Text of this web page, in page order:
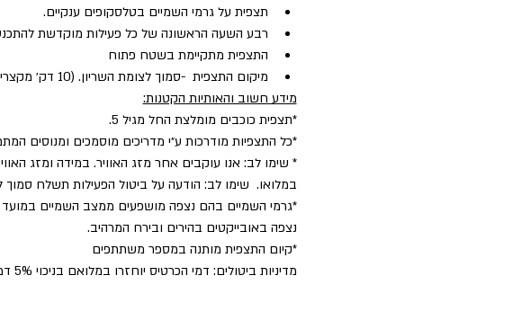
תצפית על גרמי השמיים בטלסקופים ענקיים.
רבע השעה הראשונה של כל פעילות מוקדשת להתכנסות.
התצפית מתקיימת בשטח פתוח
מיקום התצפית  -סמוך לצומת השריון. (10 דק׳ מקצרין, 10 דקות ממרום גולן) מיקום מדוייק ימסר למשתתפים.
מידע חשוב והאותיות הקטנות:
*תצפית כוכבים מומלצת החל מגיל 5.
*כל התצפיות מודרכות ע״י מדריכים מוסמכים ומנוסים
* שימו לב: אנו עוקבים אחר מזג האוויר. במידה ומזג
במלואו.  שימו לב: הודעה על ביטול הפעילות תשלח
*גרמי השמיים בהם נצפה מושפעים ממצב השמיים במועד
נצפה באובייקטים בהירים ובירח המרהיב.
​*קיום התצפית מותנה במספר משתתפים
מדיניות ביטולים: דמי הכרטיס יוחזרו במלואם בניכוי 5% דמי טיפול עד 2 ימים לפני הפעילות . לאחר מכן אין החזר כספי על ביטול